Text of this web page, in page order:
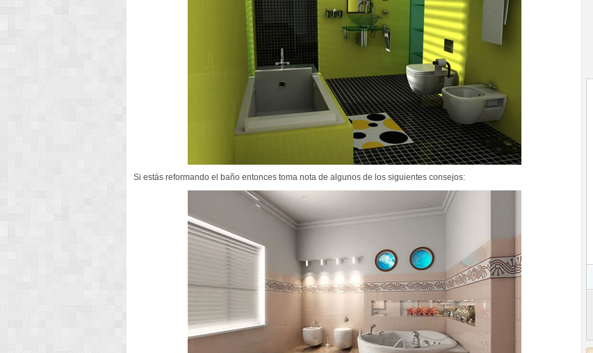
Si estás reformando el baño entonces toma nota de algunos de los siguientes consejos: